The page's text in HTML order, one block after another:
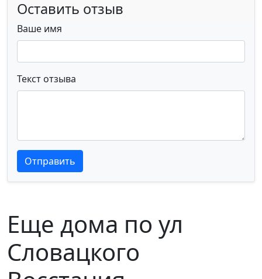
Оставить отзыв
Ваше имя
Текст отзыва
Текст отзыва
Текст отзыва
Отправить
Еще дома по ул
Словацкого